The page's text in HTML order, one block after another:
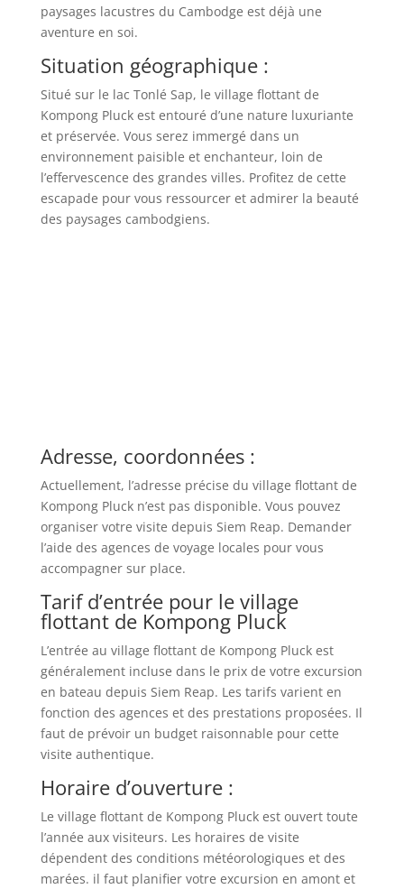
paysages lacustres du Cambodge est déjà une
aventure en soi.
Situation géographique :
Situé sur le lac Tonlé Sap, le village flottant de
Kompong Pluck est entouré d’une nature luxuriante
et préservée. Vous serez immergé dans un
environnement paisible et enchanteur, loin de
l’effervescence des grandes villes. Profitez de cette
escapade pour vous ressourcer et admirer la beauté
des paysages cambodgiens.
Adresse, coordonnées :
Actuellement, l’adresse précise du village flottant de
Kompong Pluck n’est pas disponible. Vous pouvez
organiser votre visite depuis Siem Reap. Demander
l’aide des agences de voyage locales pour vous
accompagner sur place.
Tarif d’entrée pour le village
flottant de Kompong Pluck
L’entrée au village flottant de Kompong Pluck est
généralement incluse dans le prix de votre excursion
en bateau depuis Siem Reap. Les tarifs varient en
fonction des agences et des prestations proposées. Il
faut de prévoir un budget raisonnable pour cette
visite authentique.
Horaire d’ouverture :
Le village flottant de Kompong Pluck est ouvert toute
l’année aux visiteurs. Les horaires de visite
dépendent des conditions météorologiques et des
marées. il faut planifier votre excursion en amont et